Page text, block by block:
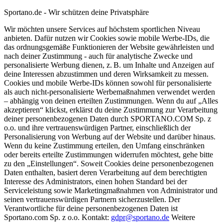
Sportano.de - Wir schützen deine Privatsphäre
Wir möchten unsere Services auf höchstem sportlichen Niveau
anbieten. Dafür nutzen wir Cookies sowie mobile Werbe-IDs, die
das ordnungsgemäße Funktionieren der Website gewährleisten und
nach deiner Zustimmung - auch für analytische Zwecke und
personalisierte Werbung dienen, z. B. um Inhalte und Anzeigen auf
deine Interessen abzustimmen und deren Wirksamkeit zu messen.
Cookies und mobile Werbe-IDs können sowohl für personalisierte
als auch nicht-personalisierte Werbemaßnahmen verwendet werden
– abhängig von deinen erteilten Zustimmungen. Wenn du auf „Alles
akzeptieren“ klickst, erklärst du deine Zustimmung zur Verarbeitung
deiner personenbezogenen Daten durch SPORTANO.COM Sp. z
o.o. und ihre vertrauenswürdigen Partner, einschließlich der
Personalisierung von Werbung auf der Website und darüber hinaus.
Wenn du keine Zustimmung erteilen, den Umfang einschränken
oder bereits erteilte Zustimmungen widerrufen möchtest, gehe bitte
zu den „Einstellungen“. Soweit Cookies deine personenbezogenen
Daten enthalten, basiert deren Verarbeitung auf dem berechtigten
Interesse des Administrators, einen hohen Standard bei der
Serviceleistung sowie Marketingmaßnahmen von Administrator und
seinen vertrauenswürdigen Partnern sicherzustellen. Der
Verantwortliche für deine personenbezogenen Daten ist
Sportano.com Sp. z o.o. Kontakt: gdpr@sportano.de Weitere